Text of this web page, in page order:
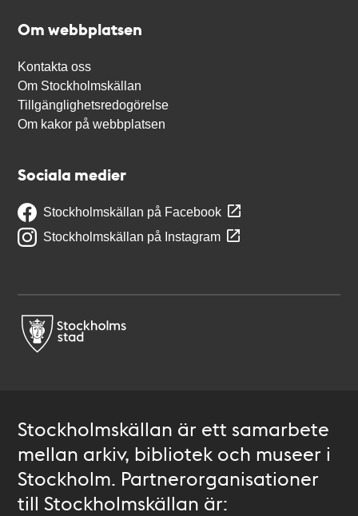
Om webbplatsen
Kontakta oss
Om Stockholmskällan
Tillgänglighetsredogörelse
Om kakor på webbplatsen
Sociala medier
Stockholmskällan på Facebook
Stockholmskällan på Instagram
Stockholmskällan är ett samarbete
mellan arkiv, bibliotek och museer i
Stockholm. Partnerorganisationer
till Stockholmskällan är: